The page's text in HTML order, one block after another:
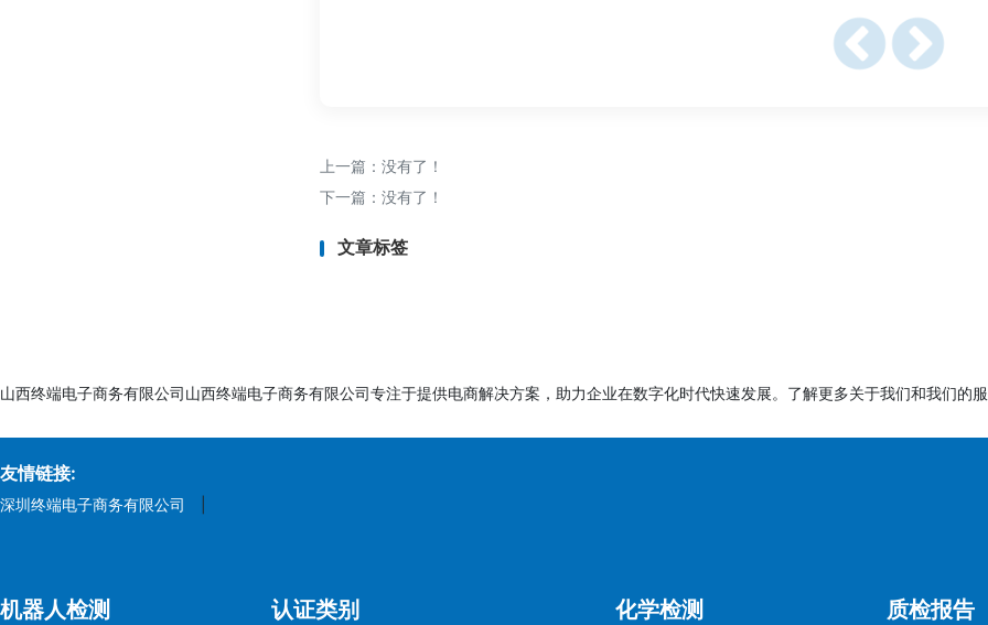
八、注意事项
1. 年龄分组：
- 玩具需根据适用年龄分组测试（如0-3岁、3-6岁等），不同年龄组要求不同。
4. 供应链管理：
- 确保原材料（如塑料、涂料）符合EN71-3化学要求。
上一篇：没有了！
下一篇：没有了！
文章标签
山西终端电子商务有限公司山西终端电子商务有限公司专注于提供电商解决方案，助力企业在数字化时代快速发展。了解更多关于我们和我们的
友情链接:
深圳终端电子商务有限公司
机器人检测 认证类别 化学检测 质检报告